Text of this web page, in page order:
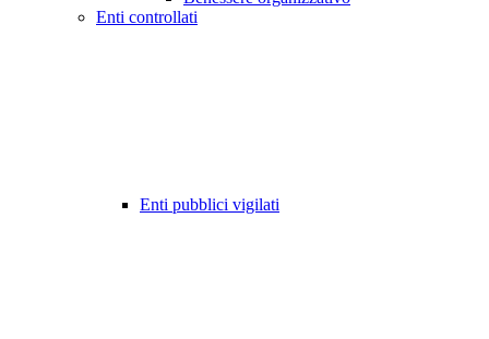
Enti controllati
Enti pubblici vigilati